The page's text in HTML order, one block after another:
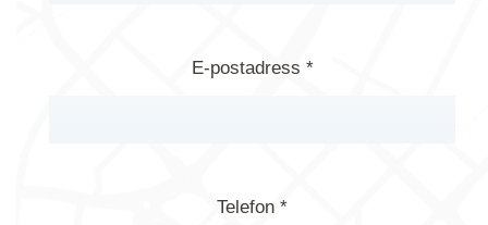
E-postadress *
Telefon *